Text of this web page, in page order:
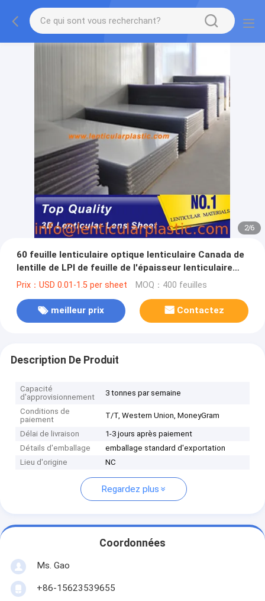
2/6
60 feuille lenticulaire optique lenticulaire Canada de
lentille de LPI de feuille de l'épaisseur lenticulaire
lenses-3d de l'achat online-0.58mm
Prix：USD 0.01-1.5 per sheet MOQ：400 feuilles
meilleur prix Contactez
Description De Produit
Capacité
d'approvisionnement
3 tonnes par semaine
Conditions de
paiement
T/T, Western Union, MoneyGram
Délai de livraison
1-3 jours après paiement
Détails d'emballage
emballage standard d'exportation
Lieu d'origine
NC
Regardez plus
Coordonnées
Ms. Gao
+86-15623539655